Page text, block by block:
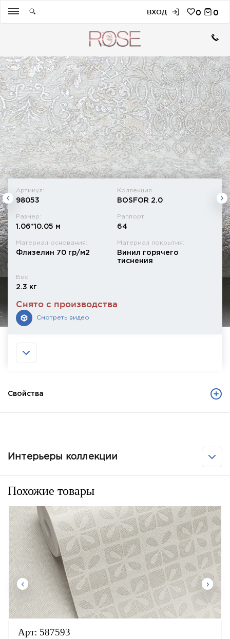
ВХОД 0 0
Артикул: :
98053
Коллекция
BOSFOR 2.0
Размер:
1.06*10.05 м
Раппорт:
64
Материал основания:
Флизелин 70 гр/м2
Материал покрытия:
Винил горячего
тиснения
Вес:
2.3 кг
Снято с производства
Смотреть видео
Свойства
Интерьеры коллекции
Похожие товары
Арт: 587593